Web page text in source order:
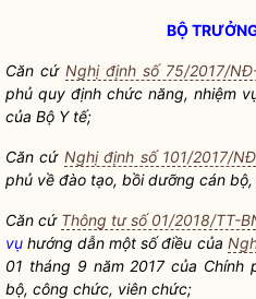
BỘ
Căn cứ Nghị định số 75/2017/
phủ quy định chức năng, nhiệm
của Bộ Y tế;
Căn cứ Nghị định số 101/2017/
phủ về đào tạo, bồi dưỡng cán
Căn cứ Thông tư số 01/2018/TT-
vụ hướng dẫn một số điều của
01 tháng 9 năm 2017 của
bộ, công chức, viên chức;